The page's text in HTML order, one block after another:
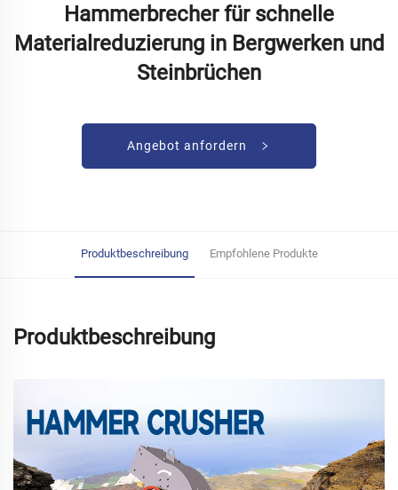
Hammerbrecher für schnelle
Materialreduzierung in Bergwerken und
Steinbrüchen
Angebot anfordern
Produktbeschreibung Empfohlene Produkte
Produktbeschreibung